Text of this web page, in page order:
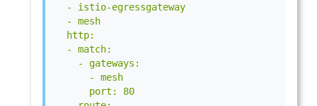
  - istio-egressgateway
  - mesh
  http:
  - match:
    - gateways:
      - mesh
      port: 80